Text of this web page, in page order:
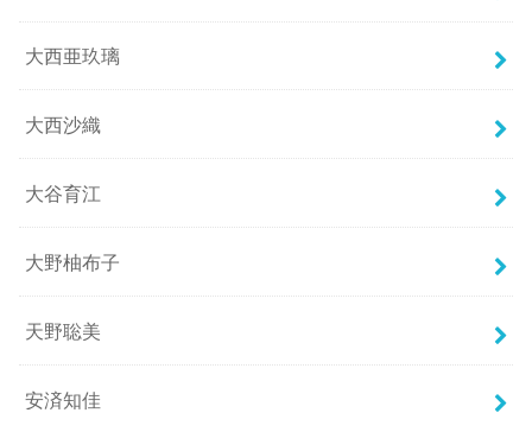
大西亜玖璃
大西沙織
大谷育江
大野柚布子
天野聡美
安済知佳